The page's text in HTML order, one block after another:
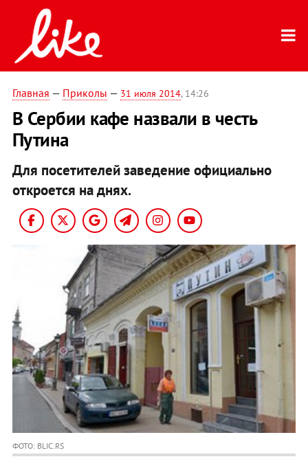
Главная — Приколы — 31 июля 2014, 14:26
В Сербии кафе назвали в честь
Путина
Для посетителей заведение официально
откроется на днях.
ФОТО: BLIC.RS